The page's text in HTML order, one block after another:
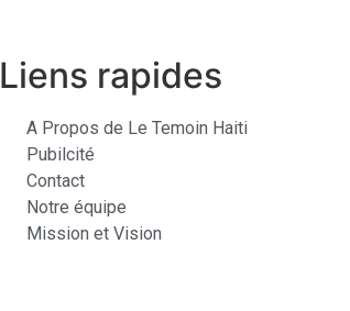
Liens rapides
A Propos de Le Temoin Haiti
Pubilcité
Contact
Notre équipe
Mission et Vision